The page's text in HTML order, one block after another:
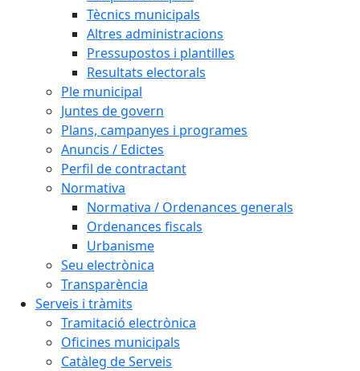
Tècnics municipals
Altres administracions
Pressupostos i plantilles
Resultats electorals
Ple municipal
Juntes de govern
Plans, campanyes i programes
Anuncis / Edictes
Perfil de contractant
Normativa
Normativa / Ordenances generals
Ordenances fiscals
Urbanisme
Seu electrònica
Transparència
Serveis i tràmits
Tramitació electrònica
Oficines municipals
Catàleg de Serveis